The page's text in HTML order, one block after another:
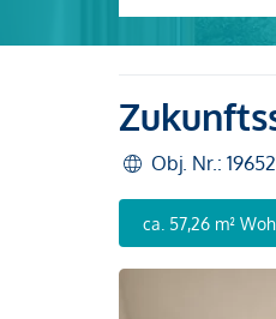
Obj. Nr.:
ca. 57,26 m²